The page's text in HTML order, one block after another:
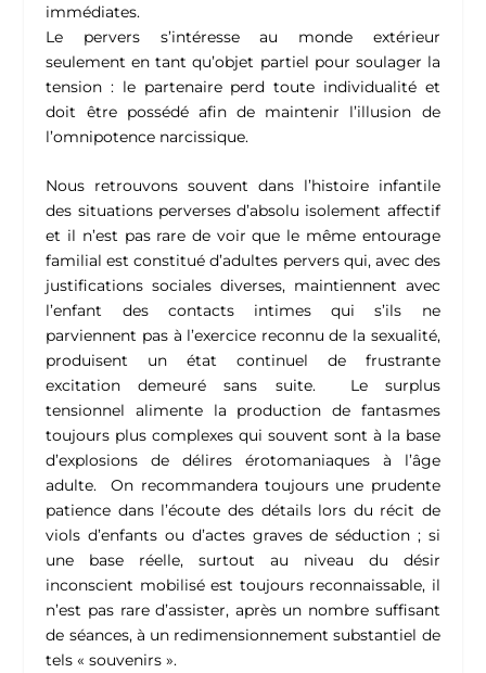
immédiates.
Le pervers s’intéresse au monde extérieur
seulement en tant qu’objet partiel pour soulager la
tension : le partenaire perd toute individualité et
doit être possédé afin de maintenir l’illusion de
l’omnipotence narcissique.
Nous retrouvons souvent dans l’histoire infantile
des situations perverses d’absolu isolement affectif
et il n’est pas rare de voir que le même entourage
familial est constitué d’adultes pervers qui, avec des
justifications sociales diverses, maintiennent avec
l’enfant des contacts intimes qui s’ils ne
parviennent pas à l’exercice reconnu de la sexualité,
produisent un état continuel de frustrante
excitation demeuré sans suite. Le surplus
tensionnel alimente la production de fantasmes
toujours plus complexes qui souvent sont à la base
d’explosions de délires érotomaniaques à l’âge
adulte. On recommandera toujours une prudente
patience dans l’écoute des détails lors du récit de
viols d’enfants ou d’actes graves de séduction ; si
une base réelle, surtout au niveau du désir
inconscient mobilisé est toujours reconnaissable, il
n’est pas rare d’assister, après un nombre suffisant
de séances, à un redimensionnement substantiel de
tels « souvenirs ».